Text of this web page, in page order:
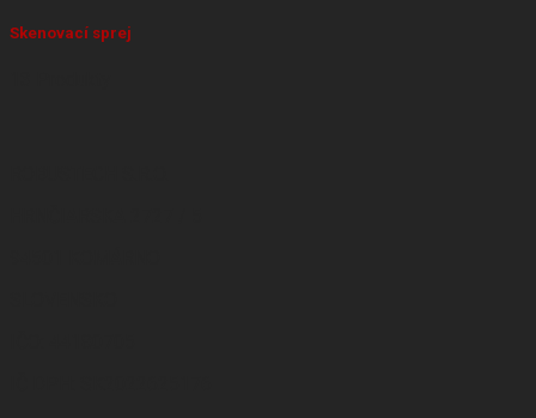
Skenovací sprej